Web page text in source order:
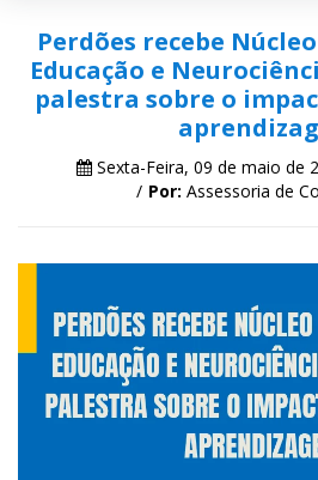
Perdões recebe
Educação e
palestra sobre o
Sexta-Feira, 09 de maio de
Por: Assessoria de